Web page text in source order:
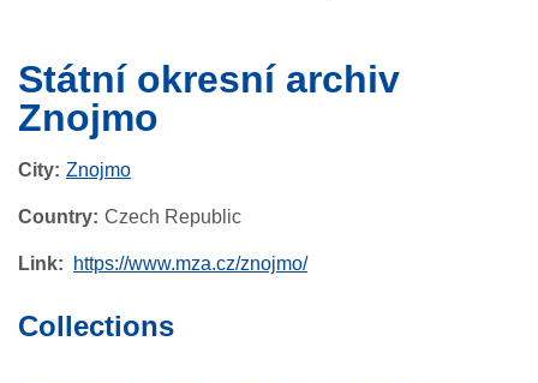
Státní okresní archiv
Znojmo
City Znojmo
Country Czech Republic
Link https://www.mza.cz/znojmo/
Collections